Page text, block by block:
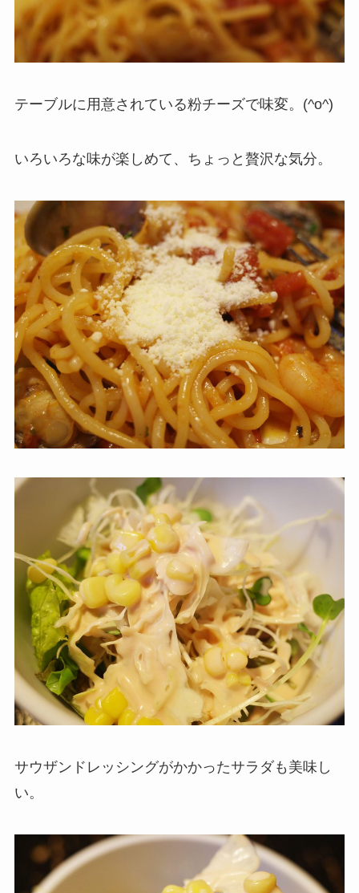
テーブルに用意されている粉チーズで味変。(^o^)
いろいろな味が楽しめて、ちょっと贅沢な気分。
サウザンドレッシングがかかったサラダも美味し
い。